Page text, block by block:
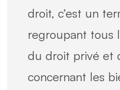
droit, c’est un
regroupant tous
du droit privé et
concernant les